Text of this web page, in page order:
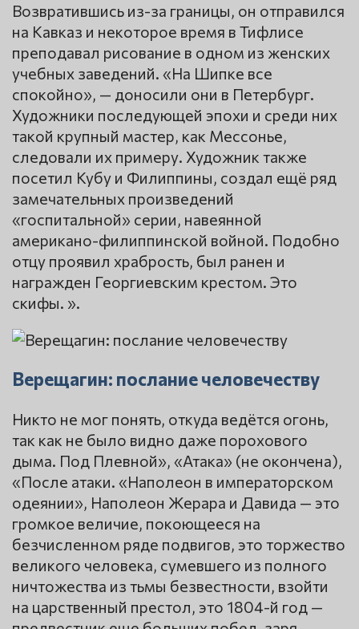
Возвратившись из-за границы, он отправился
на Кавказ и некоторое время в Тифлисе
преподавал рисование в одном из женских
учебных заведений. «На Шипке все
спокойно», — доносили они в Петербург.
Художники последующей эпохи и среди них
такой крупный мастер, как Мессонье,
следовали их примеру. Художник также
посетил Кубу и Филиппины, создал ещё ряд
замечательных произведений
«госпитальной» серии, навеянной
американо-филиппинской войной. Подобно
отцу проявил храбрость, был ранен и
награжден Георгиевским крестом. Это
скифы. ».
Верещагин: послание человечеству
Никто не мог понять, откуда ведётся огонь,
так как не было видно даже порохового
дыма. Под Плевной», «Атака» (не окончена),
«После атаки. «Наполеон в императорском
одеянии», Наполеон Жерара и Давида — это
громкое величие, покоющееся на
безчисленном ряде подвигов, это торжество
великого человека, сумевшего из полного
ничтожества из тьмы безвестности, взойти
на царственный престол, это 1804-й год —